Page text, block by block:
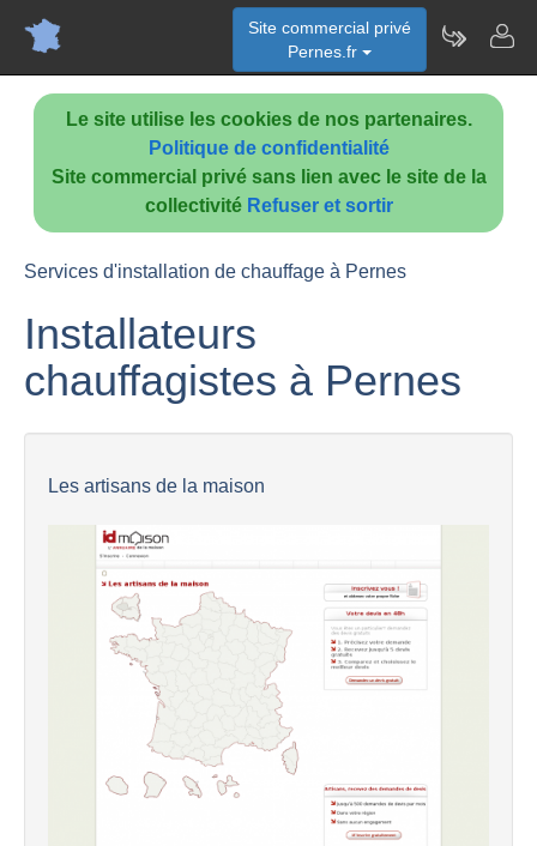
Le site utilise les cookies de nos partenaires.
Politique de confidentialité
Site commercial privé sans lien avec le site de la
collectivité Refuser et sortir
Site commercial privé
Pernes.fr
Services d'installation de chauffage à Pernes
Installateurs
chauffagistes à Pernes
Les artisans de la maison